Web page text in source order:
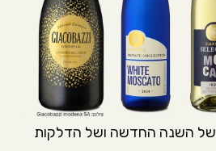
השנה החדשה ושל הדלקות